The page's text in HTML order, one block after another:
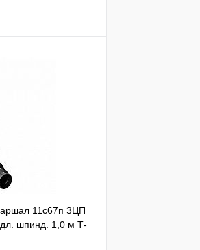
11с67п 3ЦП
шпинд. 1,0 м Т-